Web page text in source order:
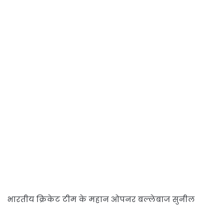
भारतीय क्रिकेट टीम के महान ओपनर बल्लेबाज सुनील